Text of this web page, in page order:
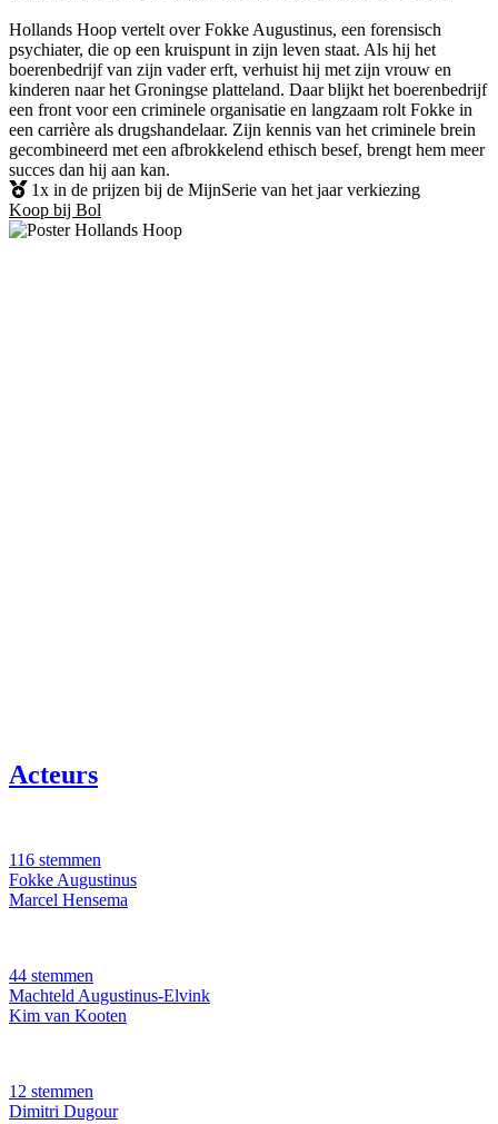
Hollands Hoop vertelt over Fokke Augustinus, een forensisch
psychiater, die op een kruispunt in zijn leven staat. Als hij het
boerenbedrijf van zijn vader erft, verhuist hij met zijn vrouw en
kinderen naar het Groningse platteland. Daar blijkt het boerenbedrijf
een front voor een criminele organisatie en langzaam rolt Fokke in
een carrière als drugshandelaar. Zijn kennis van het criminele brein
gecombineerd met een afbrokkelend ethisch besef, brengt hem meer
succes dan hij aan kan.
1x in de prijzen bij de MijnSerie van het jaar verkiezing
Koop bij Bol
Acteurs
116 stemmen
Fokke Augustinus
Marcel Hensema
44 stemmen
Machteld Augustinus-Elvink
Kim van Kooten
12 stemmen
Dimitri Dugour